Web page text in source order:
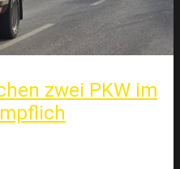
zwei PKW im